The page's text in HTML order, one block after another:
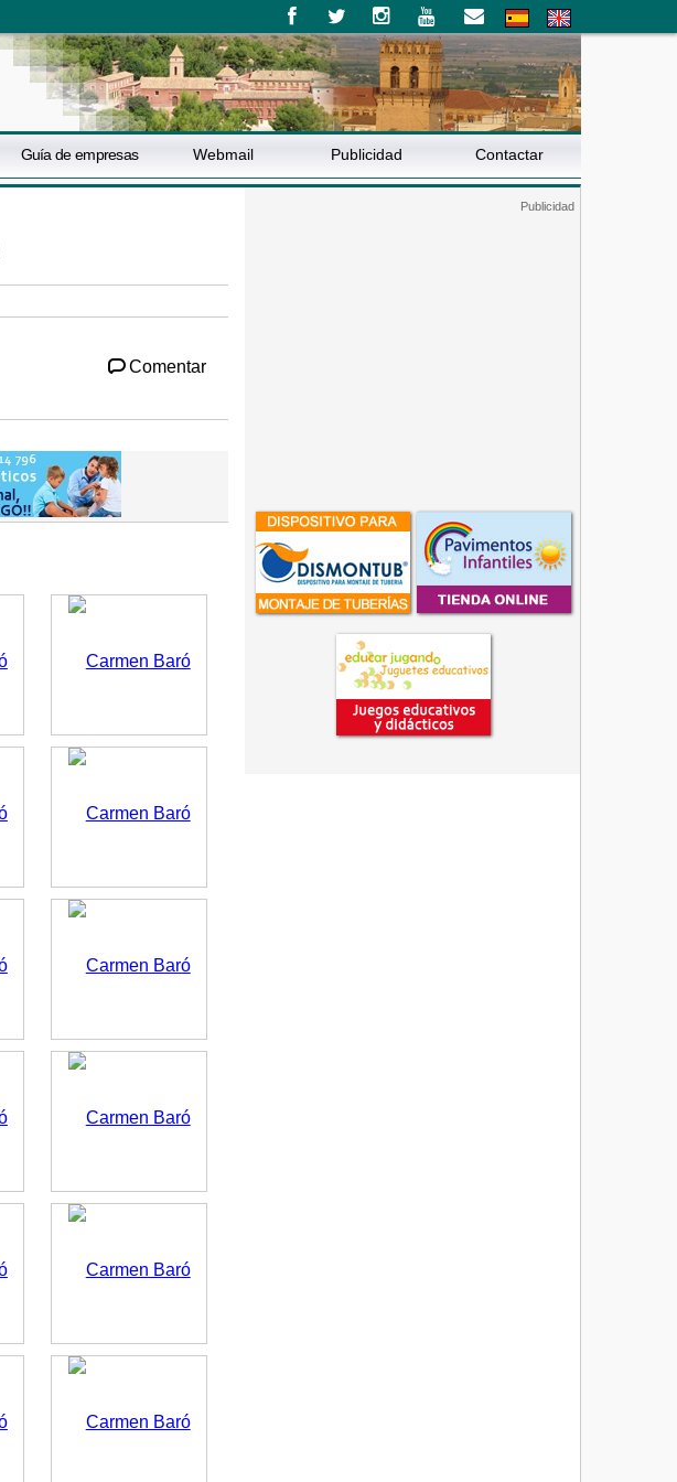
Guía de empresas Webmail Publicidad Contactar
Comentar